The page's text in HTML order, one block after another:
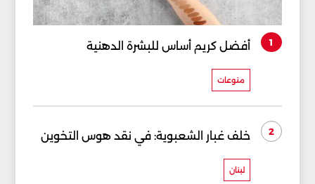
1 أفضل كريم أساس للبشرة الدهنية
منوعات
2 خلف غبار الشعبوية: في نقد هوس التخوين
لبنان